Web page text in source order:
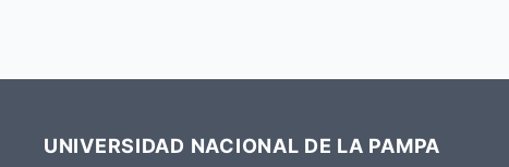
UNIVERSIDAD NACIONAL DE LA PAMPA